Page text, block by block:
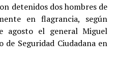
detenidos dos hombres de
en flagrancia, según
agosto el general Miguel
Seguridad Ciudadana en